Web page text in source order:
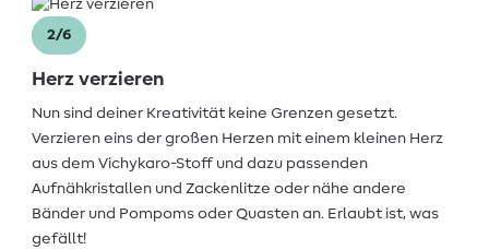
2/6
Herz verzieren
Nun sind deiner Kreativität keine Grenzen gesetzt.
Verzieren eins der großen Herzen mit einem kleinen Herz
aus dem Vichykaro-Stoff und dazu passenden
Aufnähkristallen und Zackenlitze oder nähe andere
Bänder und Pompoms oder Quasten an. Erlaubt ist, was
gefällt!